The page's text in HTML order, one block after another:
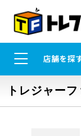
店舗を探
トレジャー